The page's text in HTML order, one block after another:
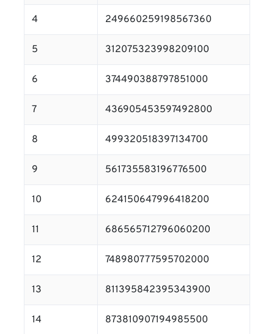
4 249660259198567360
5 312075323998209100
6 374490388797851000
7 436905453597492800
8 499320518397134700
9 561735583196776500
10 624150647996418200
11 686565712796060200
12 748980777595702000
13 811395842395343900
14 873810907194985500